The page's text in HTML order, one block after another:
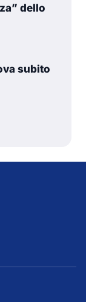
dello
subito